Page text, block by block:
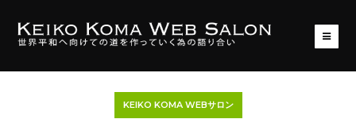
KEIKO KOMA WEBサロン